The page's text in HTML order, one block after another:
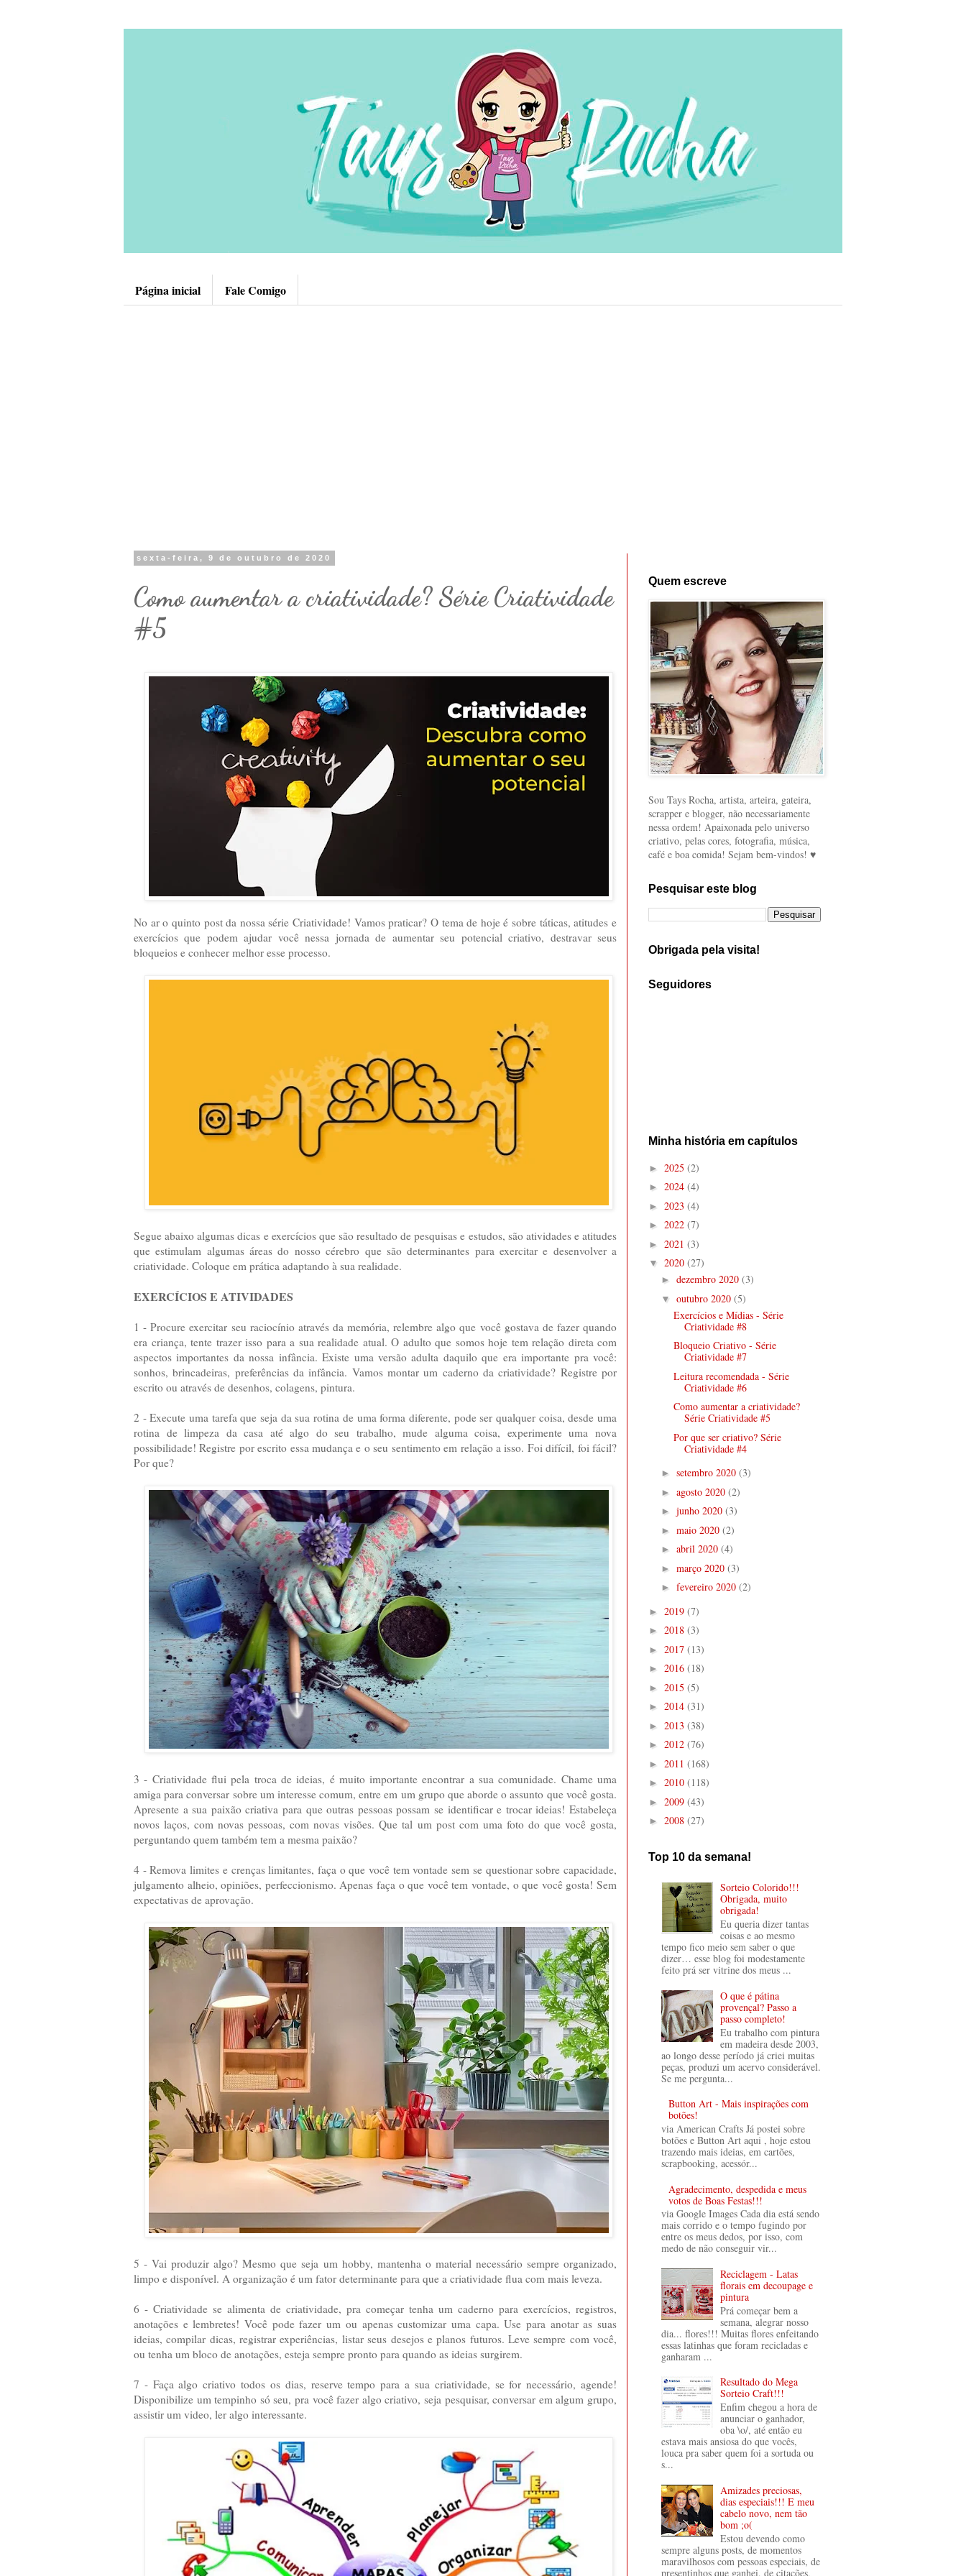
Página inicial Fale Comigo
sexta-feira, 9 de outubro de 2020
Como aumentar a criatividade? Série Criatividade
#5
No ar o quinto post da nossa série Criatividade! Vamos praticar? O tema de hoje é sobre táticas, atitudes e
exercícios que podem ajudar você nessa jornada de aumentar seu potencial criativo, destravar seus
bloqueios e conhecer melhor esse processo.
Segue abaixo algumas dicas e exercícios que são resultado de pesquisas e estudos, são atividades e atitudes
que estimulam algumas áreas do nosso cérebro que são determinantes para exercitar e desenvolver a
criatividade. Coloque em prática adaptando à sua realidade.
EXERCÍCIOS E ATIVIDADES
1 - Procure exercitar seu raciocínio através da memória, relembre algo que você gostava de fazer quando
era criança, tente trazer isso para a sua realidade atual. O adulto que somos hoje tem relação direta com
aspectos importantes da nossa infância. Existe uma versão adulta daquilo que era importante pra você:
sonhos, brincadeiras, preferências da infância. Vamos montar um caderno da criatividade? Registre por
escrito ou através de desenhos, colagens, pintura.
2 - Execute uma tarefa que seja da sua rotina de uma forma diferente, pode ser qualquer coisa, desde uma
rotina de limpeza da casa até algo do seu trabalho, mude alguma coisa, experimente uma nova
possibilidade! Registre por escrito essa mudança e o seu sentimento em relação a isso. Foi difícil, foi fácil?
Por que?
3 - Criatividade flui pela troca de ideias, é muito importante encontrar a sua comunidade. Chame uma
amiga para conversar sobre um interesse comum, entre em um grupo que aborde o assunto que você gosta.
Apresente a sua paixão criativa para que outras pessoas possam se identificar e trocar ideias! Estabeleça
novos laços, com novas pessoas, com novas visões. Que tal um post com uma foto do que você gosta,
perguntando quem também tem a mesma paixão?
4 - Remova limites e crenças limitantes, faça o que você tem vontade sem se questionar sobre capacidade,
julgamento alheio, opiniões, perfeccionismo. Apenas faça o que você tem vontade, o que você gosta! Sem
expectativas de aprovação.
5 - Vai produzir algo? Mesmo que seja um hobby, mantenha o material necessário sempre organizado,
limpo e disponível. A organização é um fator determinante para que a criatividade flua com mais leveza.
6 - Criatividade se alimenta de criatividade, pra começar tenha um caderno para exercícios, registros,
anotações e lembretes! Você pode fazer um ou apenas customizar uma capa. Use para anotar as suas
ideias, compilar dicas, registrar experiências, listar seus desejos e planos futuros. Leve sempre com você,
ou tenha um bloco de anotações, esteja sempre pronto para quando as ideias surgirem.
7 - Faça algo criativo todos os dias, reserve tempo para a sua criatividade, se for necessário, agende!
Disponibilize um tempinho só seu, pra você fazer algo criativo, seja pesquisar, conversar em algum grupo,
assistir um video, ler algo interessante.
Quem escreve
Sou Tays Rocha, artista, arteira, gateira,
scrapper e blogger, não necessariamente
nessa ordem! Apaixonada pelo universo
criativo, pelas cores, fotografia, música,
café e boa comida! Sejam bem-vindos! ♥
Pesquisar este blog
Obrigada pela visita!
Seguidores
Minha história em capítulos
► 2025 (2)
► 2024 (4)
► 2023 (4)
► 2022 (7)
► 2021 (3)
▼ 2020 (27)
► dezembro 2020 (3)
▼ outubro 2020 (5)
Exercícios e Mídias - Série
Criatividade #8
Bloqueio Criativo - Série
Criatividade #7
Leitura recomendada - Série
Criatividade #6
Como aumentar a criatividade?
Série Criatividade #5
Por que ser criativo? Série
Criatividade #4
► setembro 2020 (3)
► agosto 2020 (2)
► junho 2020 (3)
► maio 2020 (2)
► abril 2020 (4)
► março 2020 (3)
► fevereiro 2020 (2)
► 2019 (7)
► 2018 (3)
► 2017 (13)
► 2016 (18)
► 2015 (5)
► 2014 (31)
► 2013 (38)
► 2012 (76)
► 2011 (168)
► 2010 (118)
► 2009 (43)
► 2008 (27)
Top 10 da semana!
Sorteio Colorido!!!
Obrigada, muito
obrigada!
Eu queria dizer tantas
coisas e ao mesmo
tempo fico meio sem saber o que
dizer… esse blog foi modestamente
feito prá ser vitrine dos meus ...
O que é pátina
provençal? Passo a
passo completo!
Eu trabalho com pintura
em madeira desde 2003,
ao longo desse período já criei muitas
peças, produzi um acervo considerável.
Se me pergunta...
Button Art - Mais inspirações com
botões!
via American Crafts Já postei sobre
botões e Button Art aqui , hoje estou
trazendo mais ideias, em cartões,
scrapbooking, acessór...
Agradecimento, despedida e meus
votos de Boas Festas!!!
via Google Images Cada dia está sendo
mais corrido e o tempo fugindo por
entre os meus dedos, por isso, com
medo de não conseguir vir...
Reciclagem - Latas
florais em decoupage e
pintura
Prá começar bem a
semana, alegrar nosso
dia... flores!!! Muitas flores enfeitando
essas latinhas que foram recicladas e
ganharam ...
Resultado do Mega
Sorteio Craft!!!
Enfim chegou a hora de
anunciar o ganhador,
oba \o/, até então eu
estava mais ansiosa do que vocês,
louca pra saber quem foi a sortuda ou
s...
Amizades preciosas,
dias especiais!!! E meu
cabelo novo, nem tão
bom ;o(
Estou devendo como
sempre alguns posts, de momentos
maravilhosos com pessoas especiais, de
presentinhos que ganhei, de citações,